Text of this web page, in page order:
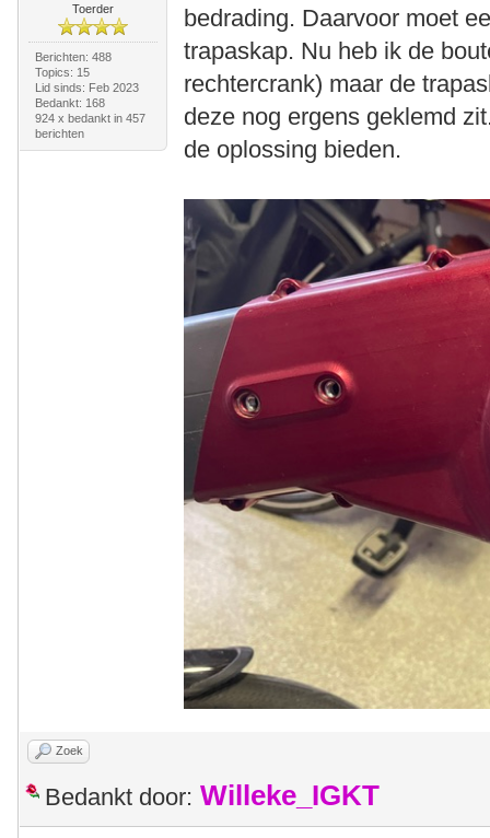
Toerder
Berichten: 488
Topics: 15
Lid sinds: Feb 2023
Bedankt: 168
924 x bedankt in 457
berichten
bedrading. Daarvoor moet
trapaskap. Nu heb ik de
rechtercrank) maar de
deze nog ergens geklemd
de oplossing bieden.
Zoek
Bedankt door: Willeke_IGKT